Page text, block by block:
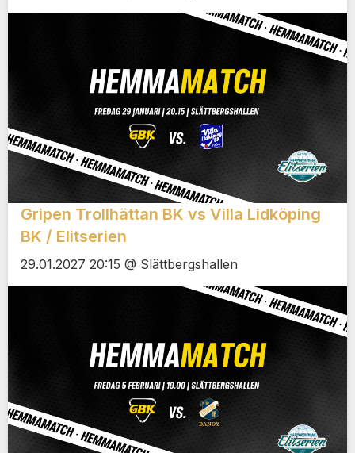
Gripen Trollhättan BK vs Villa Lidköping
BK / Elitserien
29.01.2027 20:15 @ Slättbergshallen